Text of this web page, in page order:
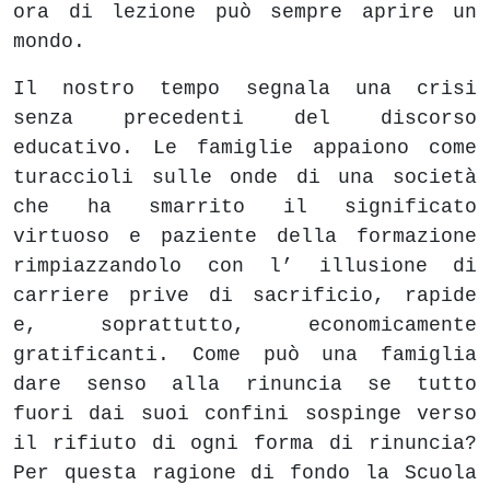
ora di lezione può sempre aprire un
mondo.
Il nostro tempo segnala una crisi
senza precedenti del discorso
educativo. Le famiglie appaiono come
turaccioli sulle onde di una società
che ha smarrito il significato
virtuoso e paziente della formazione
rimpiazzandolo con l’ illusione di
carriere prive di sacrificio, rapide
e, soprattutto, economicamente
gratificanti. Come può una famiglia
dare senso alla rinuncia se tutto
fuori dai suoi confini sospinge verso
il rifiuto di ogni forma di rinuncia?
Per questa ragione di fondo la Scuola